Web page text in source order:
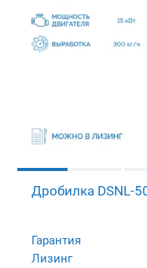
Дробилка DSNL-
Гарантия
Лизинг